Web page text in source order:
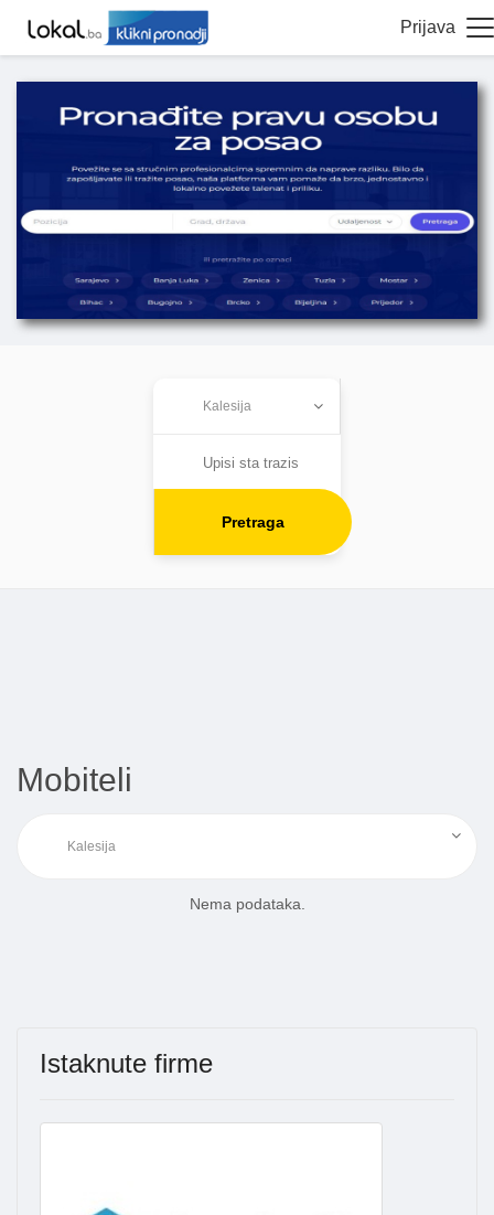
Prijava
Pretraga
Mobiteli
Nema podataka.
Istaknute firme